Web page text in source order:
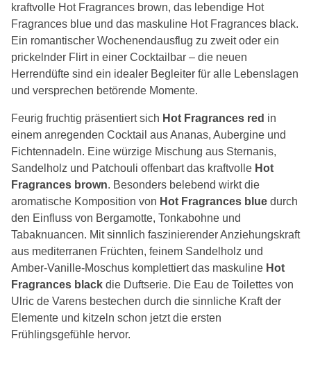
kraftvolle Hot Fragrances brown, das lebendige Hot
Fragrances blue und das maskuline Hot Fragrances black.
Ein romantischer Wochenendausflug zu zweit oder ein
prickelnder Flirt in einer Cocktailbar – die neuen
Herrendüfte sind ein idealer Begleiter für alle Lebenslagen
und versprechen betörende Momente.
Feurig fruchtig präsentiert sich Hot Fragrances red in
einem anregenden Cocktail aus Ananas, Aubergine und
Fichtennadeln. Eine würzige Mischung aus Sternanis,
Sandelholz und Patchouli offenbart das kraftvolle Hot
Fragrances brown. Besonders belebend wirkt die
aromatische Komposition von Hot Fragrances blue durch
den Einfluss von Bergamotte, Tonkabohne und
Tabaknuancen. Mit sinnlich faszinierender Anziehungskraft
aus mediterranen Früchten, feinem Sandelholz und
Amber-Vanille-Moschus komplettiert das maskuline Hot
Fragrances black die Duftserie. Die Eau de Toilettes von
Ulric de Varens bestechen durch die sinnliche Kraft der
Elemente und kitzeln schon jetzt die ersten
Frühlingsgefühle hervor.